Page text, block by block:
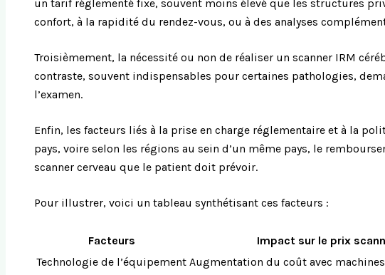
un tarif réglementé fixe, souvent moins élevé que les structures
confort, à la rapidité du rendez-vous, ou à des analyses
Troisièmement, la nécessité ou non de réaliser un scanner IRM
contraste, souvent indispensables pour certaines pathologies,
l’examen.
Enfin, les facteurs liés à la prise en charge réglementaire et à la
pays, voire selon les régions au sein d’un même pays, le
scanner cerveau que le patient doit prévoir.
Pour illustrer, voici un tableau synthétisant ces facteurs :
Facteurs Impact sur le prix
Technologie de l’équipement Augmentation du coût avec